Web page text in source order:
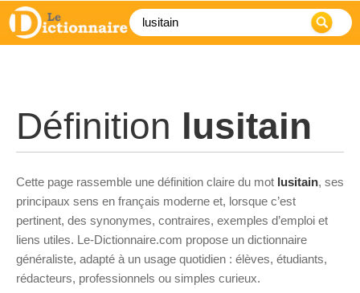
Définition lusitain
Cette page rassemble une définition claire du mot lusitain, ses
principaux sens en français moderne et, lorsque c’est
pertinent, des synonymes, contraires, exemples d’emploi et
liens utiles. Le-Dictionnaire.com propose un dictionnaire
généraliste, adapté à un usage quotidien : élèves, étudiants,
rédacteurs, professionnels ou simples curieux.